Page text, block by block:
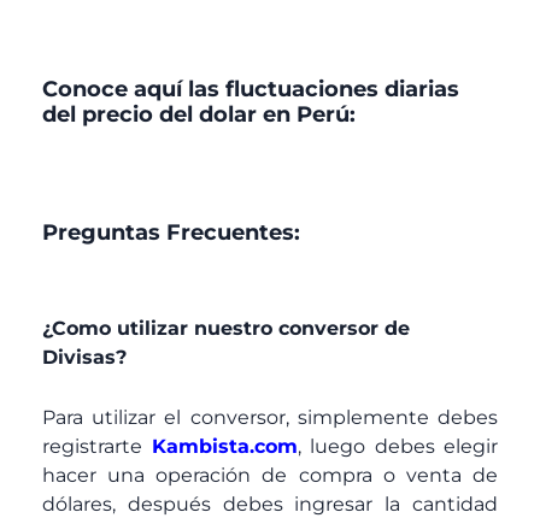
Conoce aquí las fluctuaciones diarias
del precio del dolar en Perú:
Preguntas Frecuentes:
¿Como utilizar nuestro conversor de
Divisas?
Para utilizar el conversor, simplemente debes
registrarte Kambista.com, luego debes elegir
hacer una operación de compra o venta de
dólares, después debes ingresar la cantidad